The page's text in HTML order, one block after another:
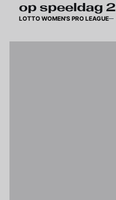
op speeldag 2
LOTTO WOMEN'S PRO LEAGUE